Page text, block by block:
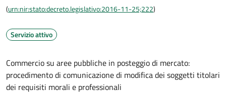
(urn:nir:stato:decreto.legislativo:2016-11-25;222)
Servizio attivo
Commercio su aree pubbliche in posteggio di mercato:
procedimento di comunicazione di modifica dei soggetti titolari
dei requisiti morali e professionali